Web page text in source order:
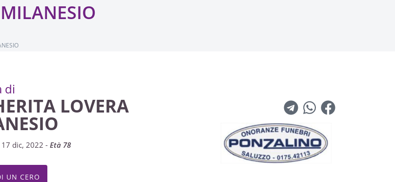
di
LOVERA
dic, 2022 - Età 78
UN CERO